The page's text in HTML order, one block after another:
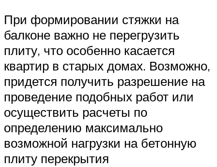
При формировании стяжки на
балконе важно не перегрузить
плиту, что особенно касается
квартир в старых домах. Возможно,
придется получить разрешение на
проведение подобных работ или
осуществить расчеты по
определению максимально
возможной нагрузки на бетонную
плиту перекрытия